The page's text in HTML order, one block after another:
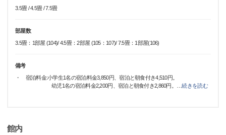
3.5畳 / 4.5畳 / 7.5畳
部屋数
3.5畳：1部屋 (104)/ 4.5畳：2部屋 (105：107)/ 7.5畳：1部屋(106)
備考
・ 宿泊料金:小学生1名の宿泊料金3,850円、宿泊と朝食付き4,510円。
幼児1名の宿泊料金2,200円、宿泊と朝食付き2,860円。
…続きを読む
館内